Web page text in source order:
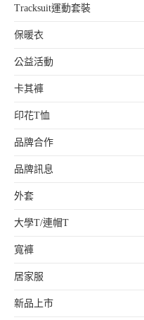
Tracksuit運動套裝
保暖衣
公益活動
卡其褲
印花T恤
品牌合作
品牌訊息
外套
大學T/連帽T
寬褲
居家服
新品上市